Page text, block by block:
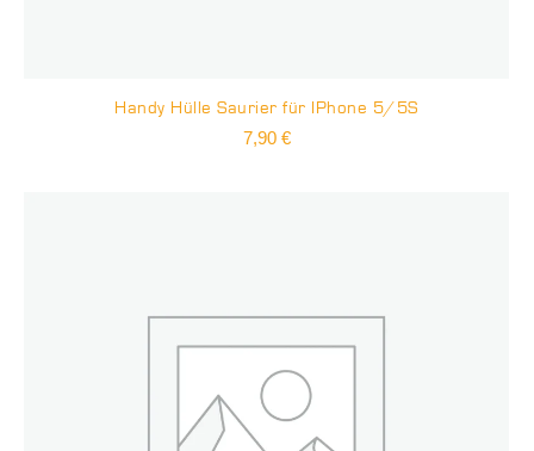
Handy Hülle Saurier für IPhone 5/5S
7,90 €